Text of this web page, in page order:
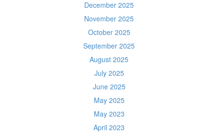
December 2025
November 2025
October 2025
September 2025
August 2025
July 2025
June 2025
May 2025
May 2023
April 2023